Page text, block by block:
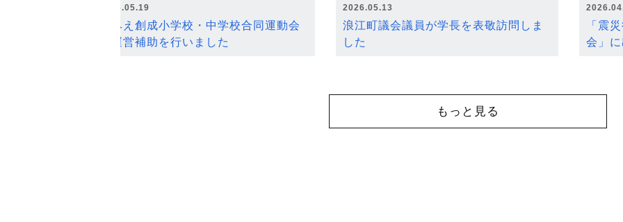
2026.05.19
なみえ創成小学校・中学校合同運動会
の運営補助を行いました
2026.05.13
浪江町議会議員が学長を表敬訪問しま
した
「震
会」
もっと見る